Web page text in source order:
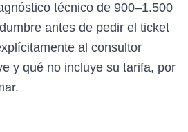
técnico de 900–1.500
antes de pedir el ticket
al consultor
y qué no incluye su tarifa, por